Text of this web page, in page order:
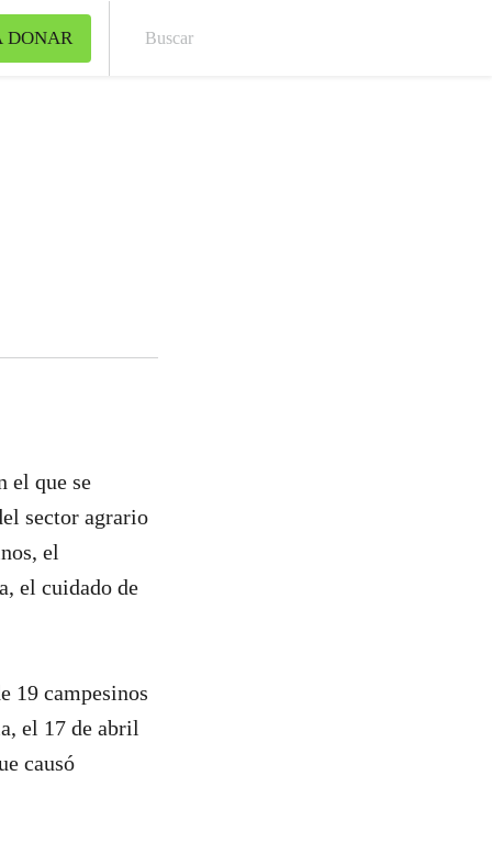
DONAR
el que se
sector agrario
el
el cuidado de
19 campesinos
el 17 de abril
causó